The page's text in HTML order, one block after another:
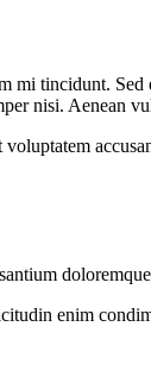
mi tincidunt.
nisi. Aenean
enim